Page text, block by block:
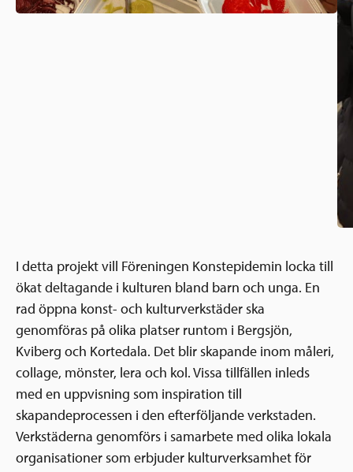
I detta projekt vill Föreningen Konstepidemin locka till
ökat deltagande i kulturen bland barn och unga. En
rad öppna konst- och kulturverkstäder ska
genomföras på olika platser runtom i Bergsjön,
Kviberg och Kortedala. Det blir skapande inom måleri,
collage, mönster, lera och kol. Vissa tillfällen inleds
med en uppvisning som inspiration till
skapandeprocessen i den efterföljande verkstaden.
Verkstäderna genomförs i samarbete med olika lokala
organisationer som erbjuder kulturverksamhet för